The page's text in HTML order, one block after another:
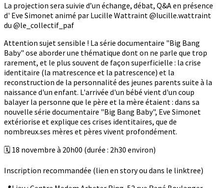
La projection sera suivie d’un échange, débat, Q&A en présence
d' Eve Simonet animé par Lucille Wattraint @lucille.wattraint
du @le_collectif_paf
Attention sujet sensible ! La série documentaire "Big Bang
Baby" ose aborder une thématique dont on ne parle que trop
rarement, et le plus souvent de façon superficielle : la crise
identitaire (la matrescence et la patrescence) et la
reconstruction de la personnalité des jeunes parents suite à la
naissance d'un enfant. L'arrivée d'un bébé vient d'un coup
balayer la personne que le père et la mère étaient : dans sa
nouvelle série documentaire "Big Bang Baby", Eve Simonet
extériorise et explique ces crises identitaires, que de
nombreux.ses mères et pères vivent profondément.
🗓️ 18 novembre à 20h00 (durée : 2h30 environ)
Inscription recommandée (lien en story ou dans le linktree)